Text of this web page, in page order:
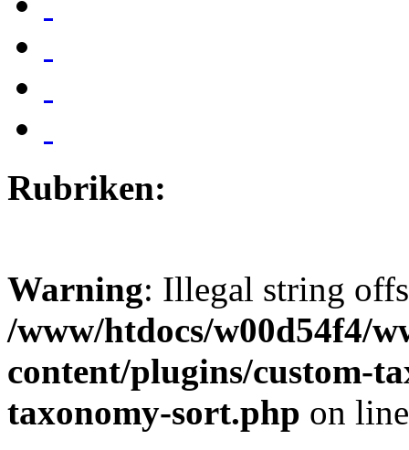
Rubriken:
Warning: Illegal string
/www/htdocs/w00d54f4/
content/plugins/custom-
taxonomy-sort.php on